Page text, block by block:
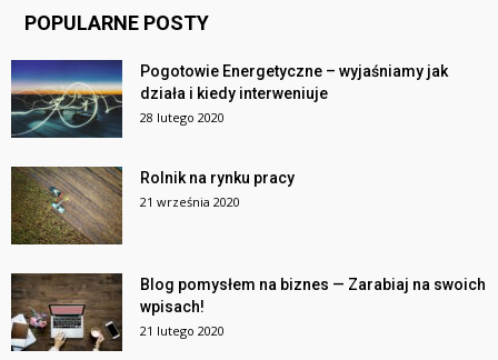
POPULARNE POSTY
Pogotowie Energetyczne – wyjaśniamy jak
działa i kiedy interweniuje
28 lutego 2020
Rolnik na rynku pracy
21 września 2020
Blog pomysłem na biznes — Zarabiaj na swoich
wpisach!
21 lutego 2020